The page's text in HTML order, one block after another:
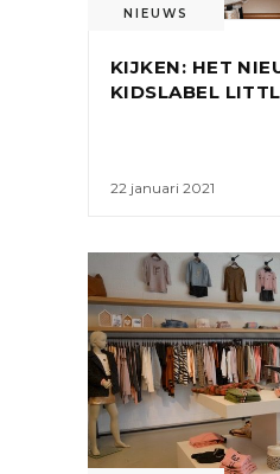
NIEUWS
KIJKEN: HET
KIDSLABEL
22 januari 2021